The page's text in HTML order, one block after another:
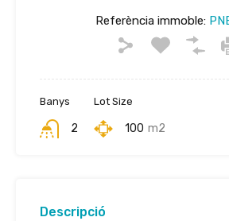
Referència immoble:
Banys
2
Lot Size
100 m2
Descripció